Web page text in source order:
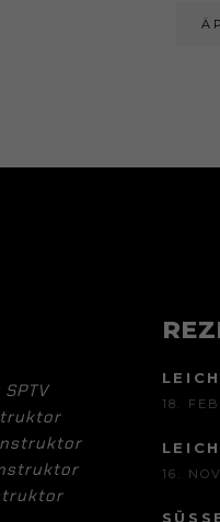
Instruktor
18.
16.